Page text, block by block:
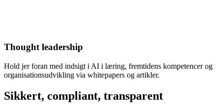
Thought leadership
Hold jer foran med indsigt i AI i læring, fremtidens kompetencer og
organisationsudvikling via whitepapers og artikler.
Sikkert, compliant, transparent